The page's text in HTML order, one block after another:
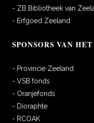
- ZB Bibliotheek van
- Erfgoed Zeeland
SPONSORS VAN
- Provincie Zeeland
- VSB fonds
- Oranjefonds
- Dioraphte
- RCOAK